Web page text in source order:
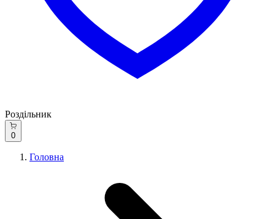
Роздільник
0
Головна